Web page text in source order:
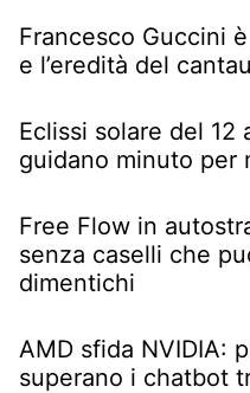
Francesco Guccini
e l’eredità del
Eclissi solare del
guidano minuto per
Free Flow in
senza caselli che
dimentichi
AMD sfida NVIDIA:
superano i chatbot